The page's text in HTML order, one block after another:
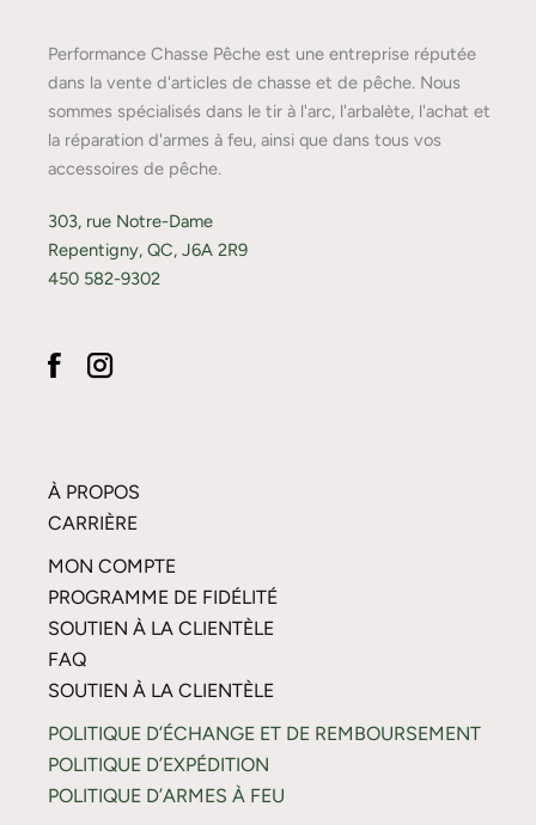
Performance Chasse Pêche est une entreprise réputée
dans la vente d'articles de chasse et de pêche. Nous
sommes spécialisés dans le tir à l'arc, l'arbalète, l'achat et
la réparation d'armes à feu, ainsi que dans tous vos
accessoires de pêche.
303, rue Notre-Dame
Repentigny, QC, J6A 2R9
450 582-9302
À PROPOS
CARRIÈRE
MON COMPTE
PROGRAMME DE FIDÉLITÉ
SOUTIEN À LA CLIENTÈLE
FAQ
SOUTIEN À LA CLIENTÈLE
POLITIQUE D’ÉCHANGE ET DE REMBOURSEMENT
POLITIQUE D’EXPÉDITION
POLITIQUE D’ARMES À FEU